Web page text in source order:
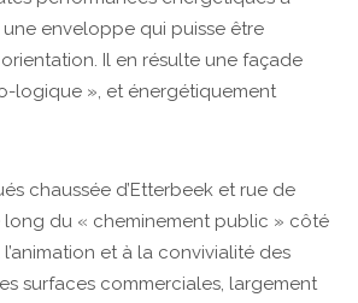
enveloppe qui puisse être
Il en résulte une façade
logique », et énergétiquement
chaussée d’Etterbeek et rue de
long du « cheminement public » côté
et à la convivialité des
surfaces commerciales, largement